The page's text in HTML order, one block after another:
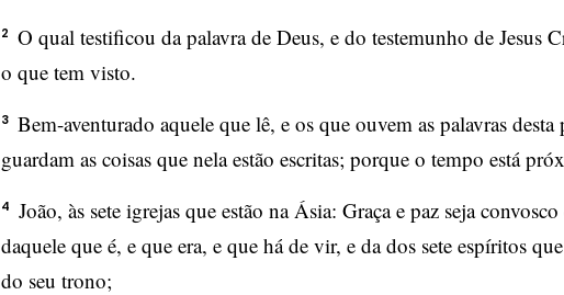
2
O qual testificou da palavra de Deus, e do testemunho de Jesus
o que tem visto.
3
Bem-aventurado aquele que lê, e os que ouvem as palavras desta
guardam as coisas que nela estão escritas; porque o tempo está
4
João, às sete igrejas que estão na Ásia: Graça e paz seja
daquele que é, e que era, e que há de vir, e da dos sete espíritos
do seu trono;